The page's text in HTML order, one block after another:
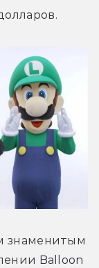
знаменитым
Balloon